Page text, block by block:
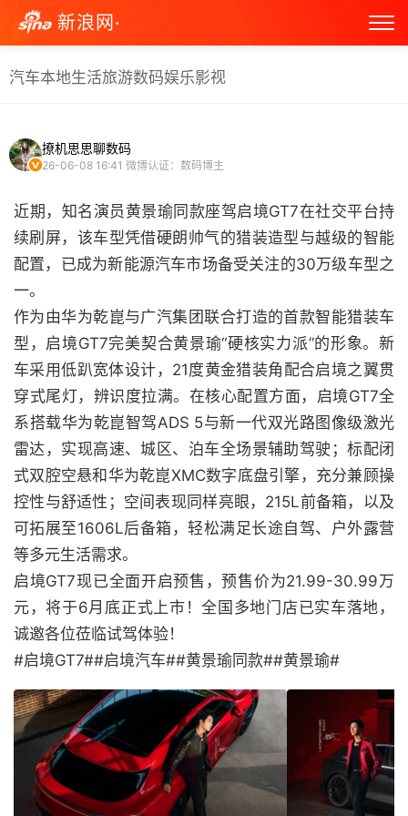
新浪网·
汽车本地生活旅游数码娱乐影视
撩机思思聊数码
26-06-08 16:41 微博认证：数码博主
近期，知名演员黄景瑜同款座驾启境GT7在社交平台持
续刷屏，该车型凭借硬朗帅气的猎装造型与越级的智能
配置，已成为新能源汽车市场备受关注的30万级车型之
一。
作为由华为乾崑与广汽集团联合打造的首款智能猎装车
型，启境GT7完美契合黄景瑜“硬核实力派”的形象。新
车采用低趴宽体设计，21度黄金猎装角配合启境之翼贯
穿式尾灯，辨识度拉满。在核心配置方面，启境GT7全
系搭载华为乾崑智驾ADS 5与新一代双光路图像级激光
雷达，实现高速、城区、泊车全场景辅助驾驶；标配闭
式双腔空悬和华为乾崑XMC数字底盘引擎，充分兼顾操
控性与舒适性；空间表现同样亮眼，215L前备箱，以及
可拓展至1606L后备箱，轻松满足长途自驾、户外露营
等多元生活需求。
启境GT7现已全面开启预售，预售价为21.99-30.99万
元，将于6月底正式上市！全国多地门店已实车落地，
诚邀各位莅临试驾体验！
#启境GT7##启境汽车##黄景瑜同款##黄景瑜#